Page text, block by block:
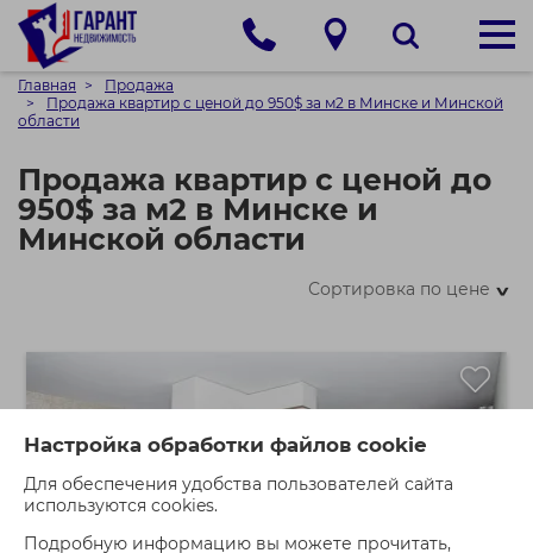
Настройка обработки файлов cookie
Для обеспечения удобства пользователей сайта
используются cookies.
Подробную информацию вы можете прочитать,
Главная
Продажа
Продажа квартир с ценой до 950$ за м2 в Минске и Минской
области
Продажа квартир с ценой до
950$ за м2 в Минске и
Минской области
Сортировка по цене>